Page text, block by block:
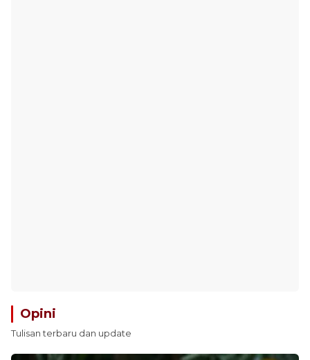
Opini
Tulisan terbaru dan update